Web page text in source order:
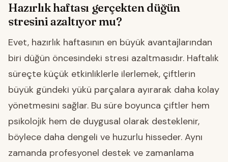
Hazırlık haftası gerçekten düğün
stresini azaltıyor mu?
Evet, hazırlık haftasının en büyük avantajlarından
biri düğün öncesindeki stresi azaltmasıdır. Haftalık
süreçte küçük etkinliklerle ilerlemek, çiftlerin
büyük gündeki yükü parçalara ayırarak daha kolay
yönetmesini sağlar. Bu süre boyunca çiftler hem
psikolojik hem de duygusal olarak desteklenir,
böylece daha dengeli ve huzurlu hisseder. Aynı
zamanda profesyonel destek ve zamanlama